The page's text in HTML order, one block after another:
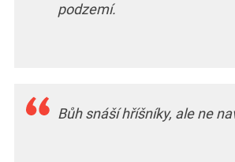
podzemí.
Bůh snáší hříšníky, ale ne